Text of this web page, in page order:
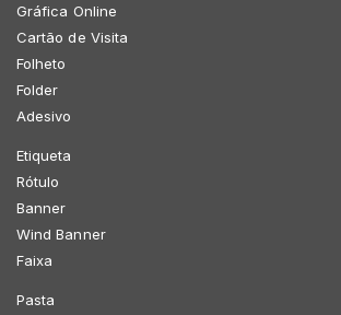
Gráfica Online
Cartão de Visita
Folheto
Folder
Adesivo
Etiqueta
Rótulo
Banner
Wind Banner
Faixa
Pasta